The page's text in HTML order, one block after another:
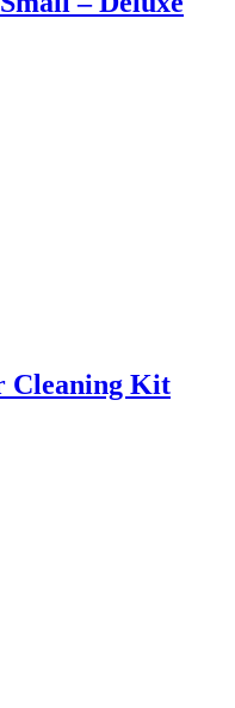
Cleaning Kit